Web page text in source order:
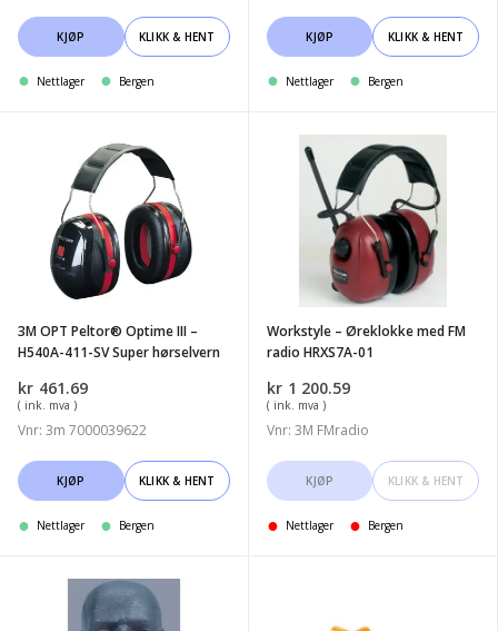
KJØP KLIKK & HENT
Nettlager Bergen
KJØP KLIKK & HENT
Nettlager Bergen
Peltor®
Optime
411-
Super
hørselvern
3M OPT Peltor® Optime III –
H540A-411-SV Super hørselvern
kr 461.69
( ink. mva )
Vnr: 3m 7000039622
KJØP KLIKK & HENT
Nettlager Bergen
Workstyle
Øreklokke
HRXS7A-
01
Workstyle – Øreklokke med FM
radio HRXS7A-01
kr 1 200.59
( ink. mva )
Vnr: 3M FMradio
KJØP KLIKK & HENT
Nettlager Bergen